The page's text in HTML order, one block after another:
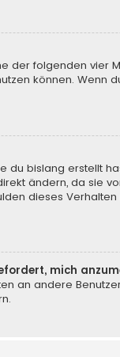
der folgenden vier
können. Wenn
du bislang erstellt
ändern, da sie
dieses
mich
an andere